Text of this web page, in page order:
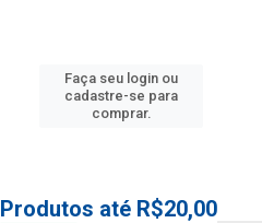
Faça seu login ou
cadastre-se para
comprar.
Produtos até R$20,00